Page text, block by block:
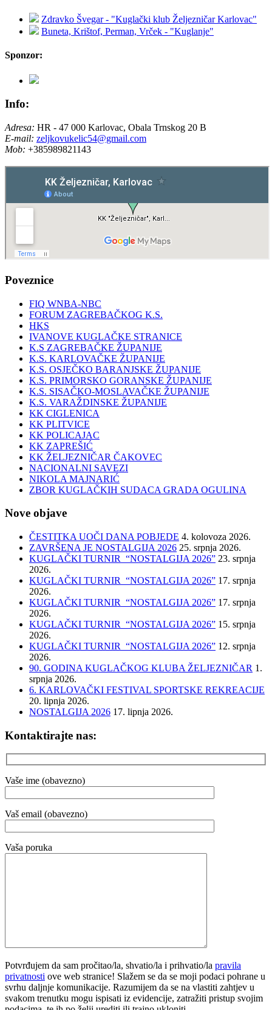
Zdravko Švegar - "Kuglački klub Željezničar Karlovac"
Buneta, Krištof, Perman, Vrček - "Kuglanje"
Sponzor:
Info:
Adresa: HR - 47 000 Karlovac, Obala Trnskog 20 B
E-mail: zeljkovukelic54@gmail.com
Mob: +385989821143
Poveznice
FIQ WNBA-NBC
FORUM ZAGREBAČKOG K.S.
HKS
IVANOVE KUGLAČKE STRANICE
K.S ZAGREBAČKE ŽUPANIJE
K.S. KARLOVAČKE ŽUPANIJE
K.S. OSJEČKO BARANJSKE ŽUPANIJE
K.S. PRIMORSKO GORANSKE ŽUPANIJE
K.S. SISAČKO-MOSLAVAČKE ŽUPANIJE
K.S. VARAŽDINSKE ŽUPANIJE
KK CIGLENICA
KK PLITVICE
KK POLICAJAC
KK ZAPREŠIĆ
KK ŽELJEZNIČAR ČAKOVEC
NACIONALNI SAVEZI
NIKOLA MAJNARIĆ
ZBOR KUGLAČKIH SUDACA GRADA OGULINA
Nove objave
ČESTITKA UOČI DANA POBJEDE 4. kolovoza 2026.
ZAVRŠENA JE NOSTALGIJA 2026 25. srpnja 2026.
KUGLAČKI TURNIR “NOSTALGIJA 2026” 23. srpnja
2026.
KUGLAČKI TURNIR “NOSTALGIJA 2026” 17. srpnja
2026.
KUGLAČKI TURNIR “NOSTALGIJA 2026” 17. srpnja
2026.
KUGLAČKI TURNIR “NOSTALGIJA 2026” 15. srpnja
2026.
KUGLAČKI TURNIR “NOSTALGIJA 2026” 12. srpnja
2026.
90. GODINA KUGLAČKOG KLUBA ŽELJEZNIČAR 1.
srpnja 2026.
6. KARLOVAČKI FESTIVAL SPORTSKE REKREACIJE
20. lipnja 2026.
NOSTALGIJA 2026 17. lipnja 2026.
Kontaktirajte nas:
Vaše ime (obavezno)
Vaš email (obavezno)
Vaša poruka
Potvrđujem da sam pročitao/la, shvatio/la i prihvatio/la pravila
privatnosti ove web stranice! Slažem se da se moji podaci pohrane u
svrhu daljnje komunikacije. Razumijem da se na vlastiti zahtjev u
svakom trenutku mogu ispisati iz evidencije, zatražiti pristup svojim